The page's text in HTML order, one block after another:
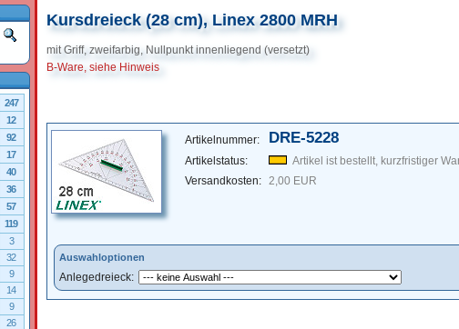
Kursdreieck (28 cm), Linex 2800 MRH
mit Griff, zweifarbig, Nullpunkt innenliegend (versetzt)
B-Ware, siehe Hinweis
Artikelnummer: DRE-5228
Artikelstatus:
Artikel ist bestellt, kurzfristiger
Versandkosten:
2,00 EUR
Auswahloptionen
Anlegedreieck:
247
12
92
17
40
36
57
119
3
32
9
14
9
26